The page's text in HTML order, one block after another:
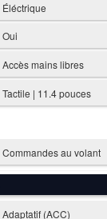
Éléctrique
Oui
Accès mains libres
Tactile | 11.4 pouces
Commandes au volant
Adaptatif (ACC)